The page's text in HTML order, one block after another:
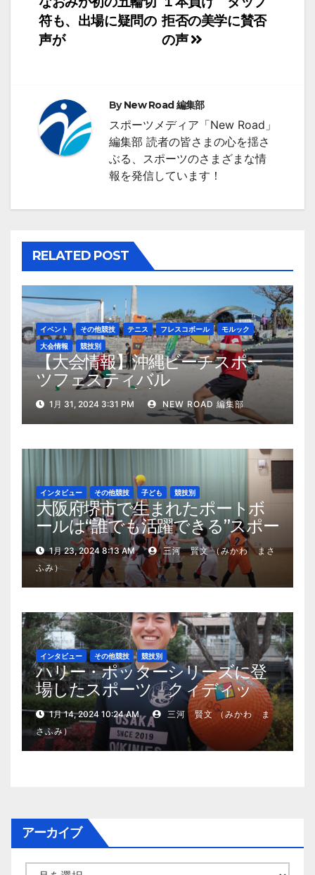
稿
ナ
ゲ
ー
シ
拒否の美学に賛否
の声
符も、出場に疑問の
声が
ByNew Road 編集部
スポーツメディア「New Road」
編集部 読者の皆さまの心を揺さ
ぶる、スポーツのさまざまな情
報を発信しています！
RELATED POST
イベント その他競技 テニス フレスコボール
モルック
大会情報
競技別
【大会情報】沖縄ビーチスポー
ツフェスティバル
2024（2024/2/10・11開催）
1月 31, 2024 3:31 PM NEW ROAD 編集部
インタビュー その他競技 子ども 競技別
大阪府堺市で生まれたポートボ
ールは“誰でも活躍できる”スポー
ツ1月 23, 2024 8:13 AM
三河 賢文 （みかわ まさ
ふみ）
インタビュー その他競技 競技別
ハリー・ポッターシリーズに登
場したスポーツ「クィディッ
チ」が現実に！未経験からでも
日本代表を目指せる競技の魅力
（OSAKA OOKINIES）
1月 14, 2024 10:24 AM
三河 賢文 （みかわ ま
さふみ）
アーカイブ